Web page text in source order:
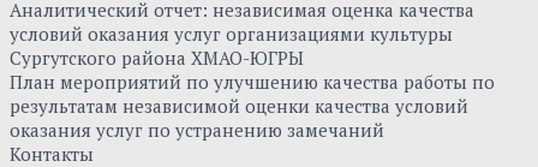
Аналитический отчет: независимая оценка качества
условий оказания услуг организациями культуры
Сургутского района ХМАО-ЮГРЫ
План мероприятий по улучшению качества работы по
результатам независимой оценки качества условий
оказания услуг по устранению замечаний
Контакты